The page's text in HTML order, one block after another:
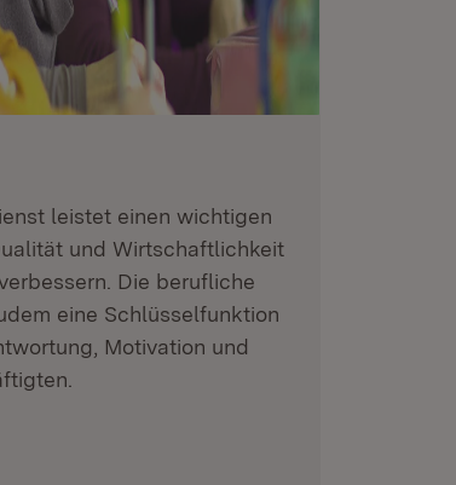
leistet einen wichtigen
und Wirtschaftlichkeit
Die berufliche
eine Schlüsselfunktion
Motivation und